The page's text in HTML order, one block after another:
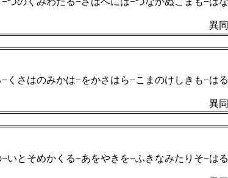
異
−くさはのみかは−をかさはら−こまのけしきも−は
異
−いとそめかくる−あをやきを−ふきなみたりそ−は